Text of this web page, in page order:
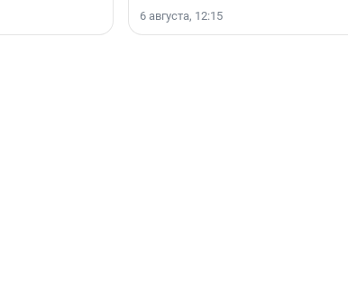
Ленинградской области.
6 августа, 12:15